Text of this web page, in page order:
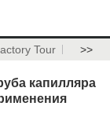
Tour >>
капилляра